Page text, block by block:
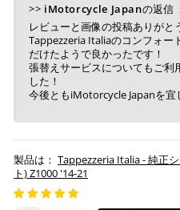
>> iMotorcycle Japanの返信
レビューと画像の投稿ありがと
Tappezzeria Italiaのコンフォー
だけたようで良かったです！
張替えサービスについてもご利
した！
今後ともiMotorcycle Japanを宜
Tappezzeria Italia - 純正
ト) Z1000 '14-21